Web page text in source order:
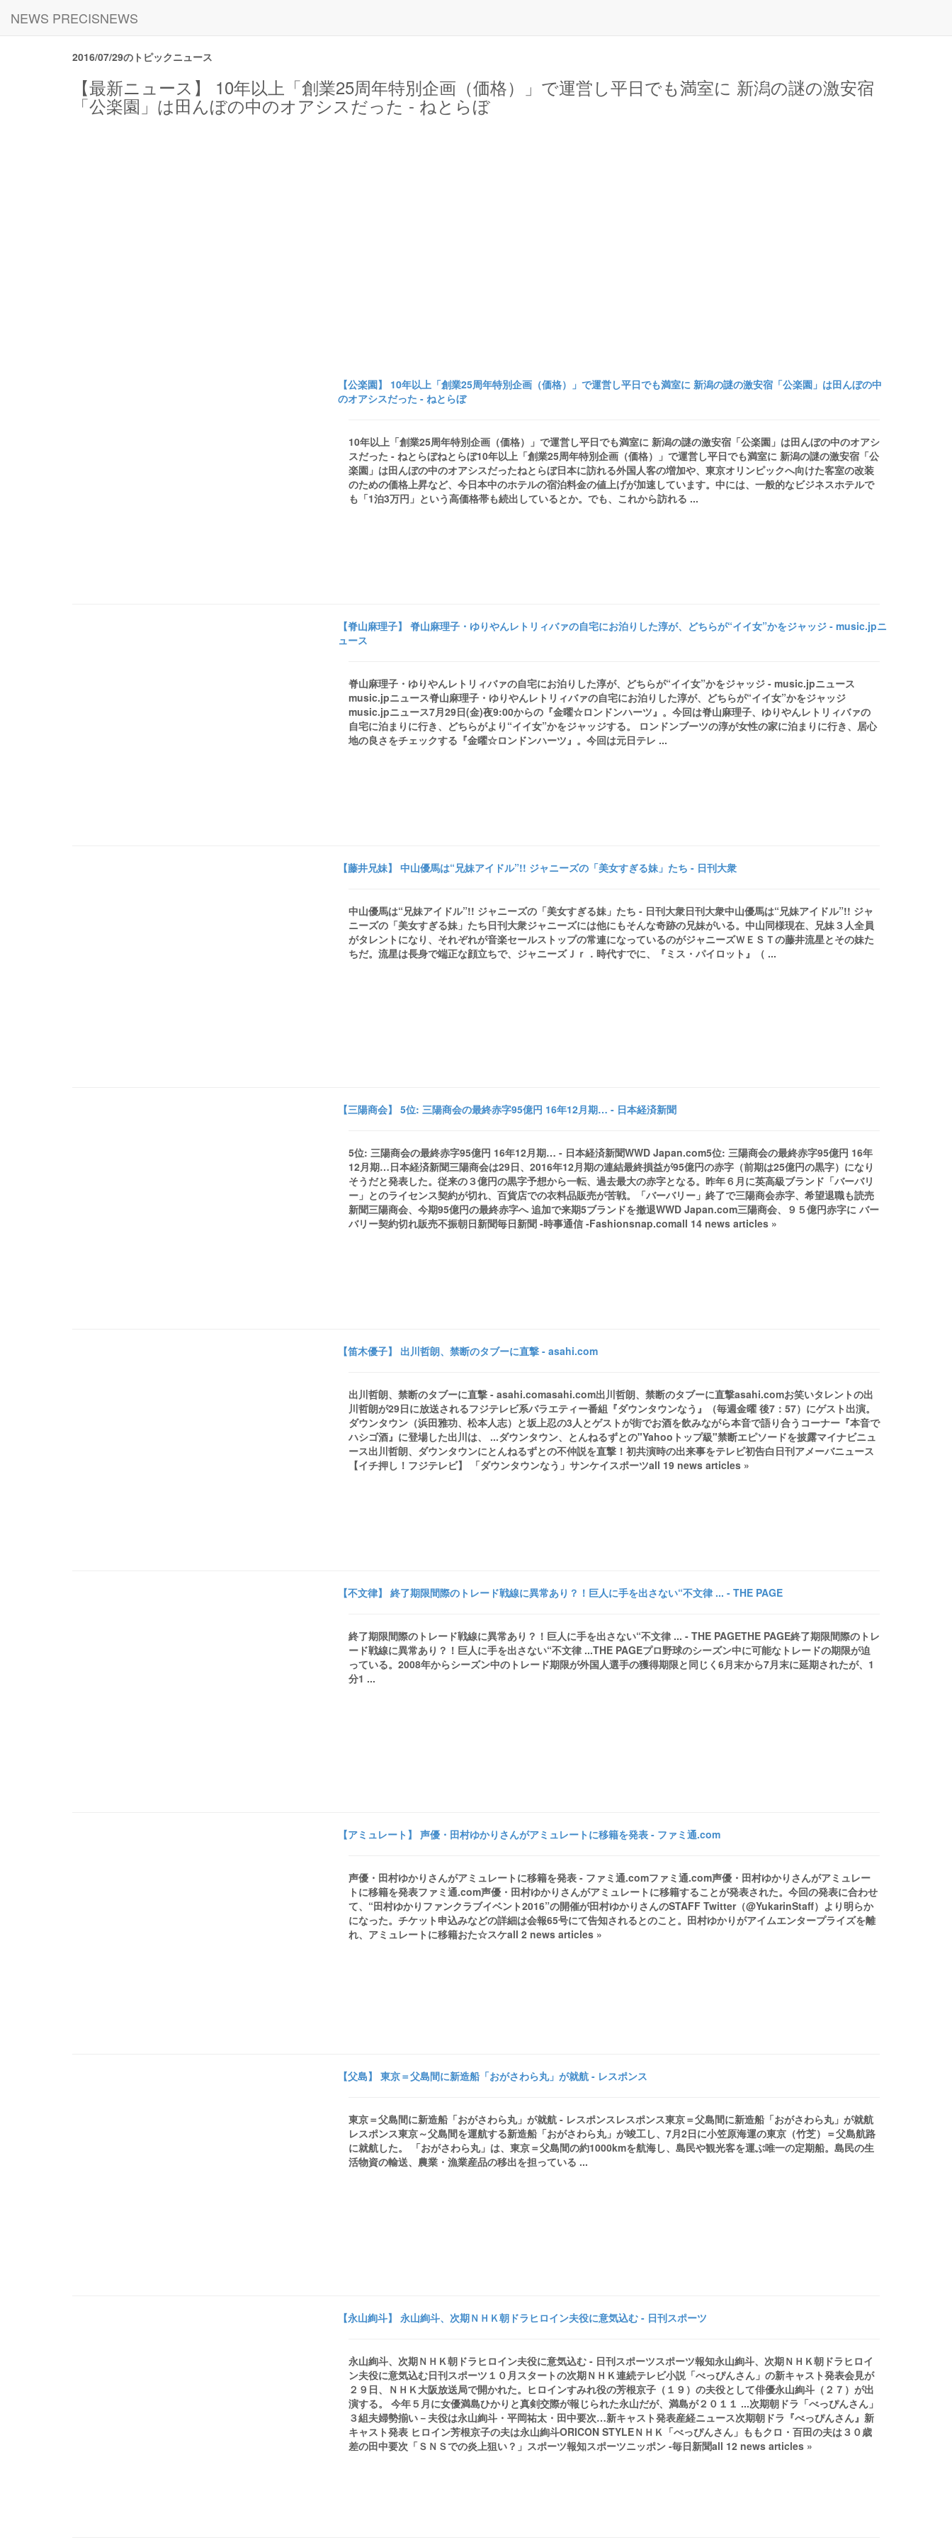
NEWS PRECISNEWS
2016/07/29のトピックニュース
【最新ニュース】 10年以上「創業25周年特別企画（価格）」で運営し平日でも満室に 新潟の謎の激安宿
「公楽園」は田んぼの中のオアシスだった - ねとらぼ
【公楽園】 10年以上「創業25周年特別企画（価格）」で運営し平日でも満室に 新潟の謎の激安宿「公楽園」は田んぼの中
のオアシスだった - ねとらぼ
10年以上「創業25周年特別企画（価格）」で運営し平日でも満室に 新潟の謎の激安宿「公楽園」は田んぼの中のオアシ
スだった - ねとらぼねとらぼ10年以上「創業25周年特別企画（価格）」で運営し平日でも満室に 新潟の謎の激安宿「公
楽園」は田んぼの中のオアシスだったねとらぼ日本に訪れる外国人客の増加や、東京オリンピックへ向けた客室の改装
のための価格上昇など、今日本中のホテルの宿泊料金の値上げが加速しています。中には、一般的なビジネスホテルで
も「1泊3万円」という高価格帯も続出しているとか。でも、これから訪れる ...
【脊山麻理子】 脊山麻理子・ゆりやんレトリィバァの自宅にお泊りした淳が、どちらが“イイ女”かをジャッジ - music.jpニ
ュース
脊山麻理子・ゆりやんレトリィバァの自宅にお泊りした淳が、どちらが“イイ女”かをジャッジ - music.jpニュース
music.jpニュース脊山麻理子・ゆりやんレトリィバァの自宅にお泊りした淳が、どちらが“イイ女”かをジャッジ
music.jpニュース7月29日(金)夜9:00からの『金曜☆ロンドンハーツ』。今回は脊山麻理子、ゆりやんレトリィバァの
自宅に泊まりに行き、どちらがより“イイ女”かをジャッジする。 ロンドンブーツの淳が女性の家に泊まりに行き、居心
地の良さをチェックする『金曜☆ロンドンハーツ』。今回は元日テレ ...
【藤井兄妹】 中山優馬は“兄妹アイドル”!! ジャニーズの「美女すぎる妹」たち - 日刊大衆
中山優馬は“兄妹アイドル”!! ジャニーズの「美女すぎる妹」たち - 日刊大衆日刊大衆中山優馬は“兄妹アイドル”!! ジャ
ニーズの「美女すぎる妹」たち日刊大衆ジャニーズには他にもそんな奇跡の兄妹がいる。中山同様現在、兄妹３人全員
がタレントになり、それぞれが音楽セールストップの常連になっているのがジャニーズＷＥＳＴの藤井流星とその妹た
ちだ。流星は長身で端正な顔立ちで、ジャニーズＪｒ．時代すでに、『ミス・パイロット』（ ...
【三陽商会】 5位: 三陽商会の最終赤字95億円 16年12月期… - 日本経済新聞
5位: 三陽商会の最終赤字95億円 16年12月期… - 日本経済新聞WWD Japan.com5位: 三陽商会の最終赤字95億円 16年
12月期…日本経済新聞三陽商会は29日、2016年12月期の連結最終損益が95億円の赤字（前期は25億円の黒字）になり
そうだと発表した。従来の３億円の黒字予想から一転、過去最大の赤字となる。昨年６月に英高級ブランド「バーバリ
ー」とのライセンス契約が切れ、百貨店での衣料品販売が苦戦。「バーバリー」終了で三陽商会赤字、希望退職も読売
新聞三陽商会、今期95億円の最終赤字へ 追加で来期5ブランドを撤退WWD Japan.com三陽商会、９５億円赤字に バー
バリー契約切れ販売不振朝日新聞毎日新聞 -時事通信 -Fashionsnap.comall 14 news articles »
【笛木優子】 出川哲朗、禁断のタブーに直撃 - asahi.com
出川哲朗、禁断のタブーに直撃 - asahi.comasahi.com出川哲朗、禁断のタブーに直撃asahi.comお笑いタレントの出
川哲朗が29日に放送されるフジテレビ系バラエティー番組『ダウンタウンなう』（毎週金曜 後7：57）にゲスト出演。
ダウンタウン（浜田雅功、松本人志）と坂上忍の3人とゲストが街でお酒を飲みながら本音で語り合うコーナー『本音で
ハシゴ酒』に登場した出川は、 ...ダウンタウン、とんねるずとの"Yahooトップ級"禁断エピソードを披露マイナビニュ
ース出川哲朗、ダウンタウンにとんねるずとの不仲説を直撃！初共演時の出来事をテレビ初告白日刊アメーバニュース
【イチ押し！フジテレビ】 「ダウンタウンなう」サンケイスポーツall 19 news articles »
【不文律】 終了期限間際のトレード戦線に異常あり？！巨人に手を出さない“不文律 ... - THE PAGE
終了期限間際のトレード戦線に異常あり？！巨人に手を出さない“不文律 ... - THE PAGETHE PAGE終了期限間際のトレ
ード戦線に異常あり？！巨人に手を出さない“不文律 ...THE PAGEプロ野球のシーズン中に可能なトレードの期限が迫
っている。2008年からシーズン中のトレード期限が外国人選手の獲得期限と同じく6月末から7月末に延期されたが、1
分1 ...
【アミュレート】 声優・田村ゆかりさんがアミュレートに移籍を発表 - ファミ通.com
声優・田村ゆかりさんがアミュレートに移籍を発表 - ファミ通.comファミ通.com声優・田村ゆかりさんがアミュレー
トに移籍を発表ファミ通.com声優・田村ゆかりさんがアミュレートに移籍することが発表された。今回の発表に合わせ
て、“田村ゆかりファンクラブイベント2016”の開催が田村ゆかりさんのSTAFF Twitter（@YukarinStaff）より明らか
になった。チケット申込みなどの詳細は会報65号にて告知されるとのこと。田村ゆかりがアイムエンタープライズを離
れ、アミュレートに移籍おた☆スケall 2 news articles »
【父島】 東京＝父島間に新造船「おがさわら丸」が就航 - レスポンス
東京＝父島間に新造船「おがさわら丸」が就航 - レスポンスレスポンス東京＝父島間に新造船「おがさわら丸」が就航
レスポンス東京～父島間を運航する新造船「おがさわら丸」が竣工し、7月2日に小笠原海運の東京（竹芝）＝父島航路
に就航した。 「おがさわら丸」は、東京＝父島間の約1000kmを航海し、島民や観光客を運ぶ唯一の定期船。島民の生
活物資の輸送、農業・漁業産品の移出を担っている ...
【永山絢斗】 永山絢斗、次期ＮＨＫ朝ドラヒロイン夫役に意気込む - 日刊スポーツ
永山絢斗、次期ＮＨＫ朝ドラヒロイン夫役に意気込む - 日刊スポーツスポーツ報知永山絢斗、次期ＮＨＫ朝ドラヒロイ
ン夫役に意気込む日刊スポーツ１０月スタートの次期ＮＨＫ連続テレビ小説「べっぴんさん」の新キャスト発表会見が
２９日、ＮＨＫ大阪放送局で開かれた。ヒロインすみれ役の芳根京子（１９）の夫役として俳優永山絢斗（２７）が出
演する。 今年５月に女優満島ひかりと真剣交際が報じられた永山だが、満島が２０１１ ...次期朝ドラ「べっぴんさん」
３組夫婦勢揃い－夫役は永山絢斗・平岡祐太・田中要次…新キャスト発表産経ニュース次期朝ドラ『べっぴんさん』新
キャスト発表 ヒロイン芳根京子の夫は永山絢斗ORICON STYLEＮＨＫ「べっぴんさん」ももクロ・百田の夫は３０歳
差の田中要次「ＳＮＳでの炎上狙い？」スポーツ報知スポーツニッポン -毎日新聞all 12 news articles »